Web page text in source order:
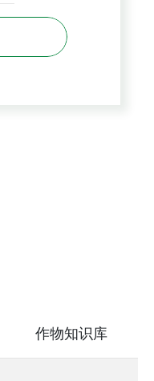
作物知识库